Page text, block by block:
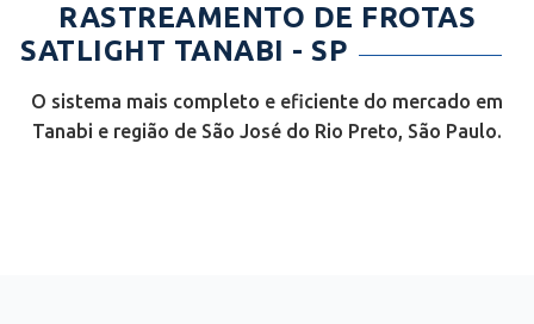
RASTREAMENTO DE FROTAS
SATLIGHT TANABI - SP
O sistema mais completo e eficiente do mercado em
Tanabi e região de São José do Rio Preto, São Paulo.